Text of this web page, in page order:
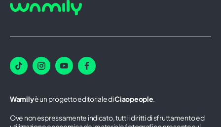
Wamilyè un progetto editoriale diCiaopeople.
Ove non espressamente indicato, tutti i diritti di sfruttamento ed